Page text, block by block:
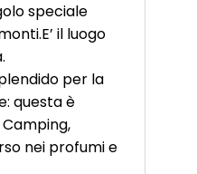
speciale
il luogo
per la
questa è
nei profumi e